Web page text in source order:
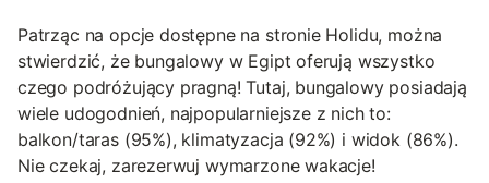
Patrząc na opcje dostępne na stronie Holidu, można
stwierdzić, że bungalowy w Egipt oferują wszystko
czego podróżujący pragną! Tutaj, bungalowy posiadają
wiele udogodnień, najpopularniejsze z nich to:
balkon/taras (95%), klimatyzacja (92%) i widok (86%).
Nie czekaj, zarezerwuj wymarzone wakacje!